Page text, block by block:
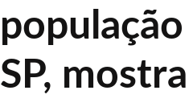
SP,